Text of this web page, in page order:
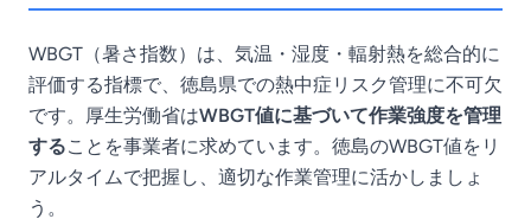
WBGT（暑さ指数）は、気温・湿度・輻射熱を総合的に
評価する指標で、徳島県での熱中症リスク管理に不可欠
です。厚生労働省はWBGT値に基づいて作業強度を管理
することを事業者に求めています。徳島のWBGT値をリ
アルタイムで把握し、適切な作業管理に活かしましょ
う。